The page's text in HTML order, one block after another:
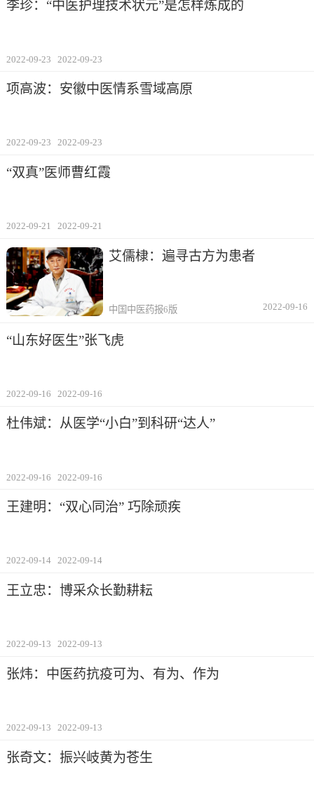
李珍：“中医护理技术状元”是怎样炼成的
2022-09-23 2022-09-23
项高波：安徽中医情系雪域高原
2022-09-23 2022-09-23
“双真”医师曹红霞
2022-09-21 2022-09-21
艾儒棣：遍寻古方为患者
中国中医药报6版 2022-09-16
“山东好医生”张飞虎
2022-09-16 2022-09-16
杜伟斌：从医学“小白”到科研“达人”
2022-09-16 2022-09-16
王建明：“双心同治” 巧除顽疾
2022-09-14 2022-09-14
王立忠：博采众长勤耕耘
2022-09-13 2022-09-13
张炜：中医药抗疫可为、有为、作为
2022-09-13 2022-09-13
张奇文：振兴岐黄为苍生